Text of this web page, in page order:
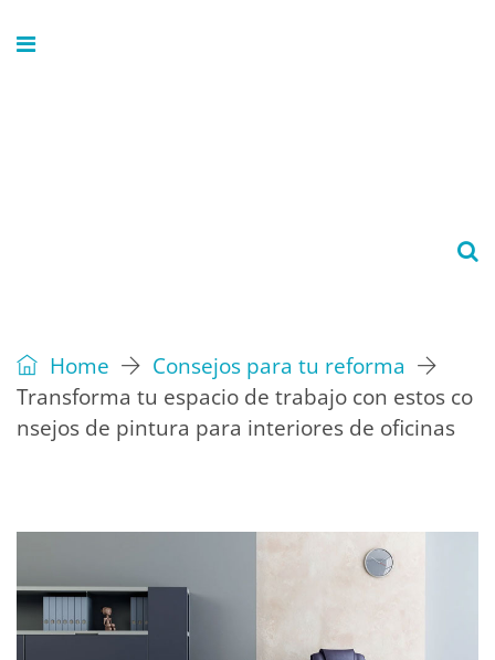
Home
Consejos para tu reforma
Transforma tu espacio de trabajo con estos co
nsejos de pintura para interiores de oficinas